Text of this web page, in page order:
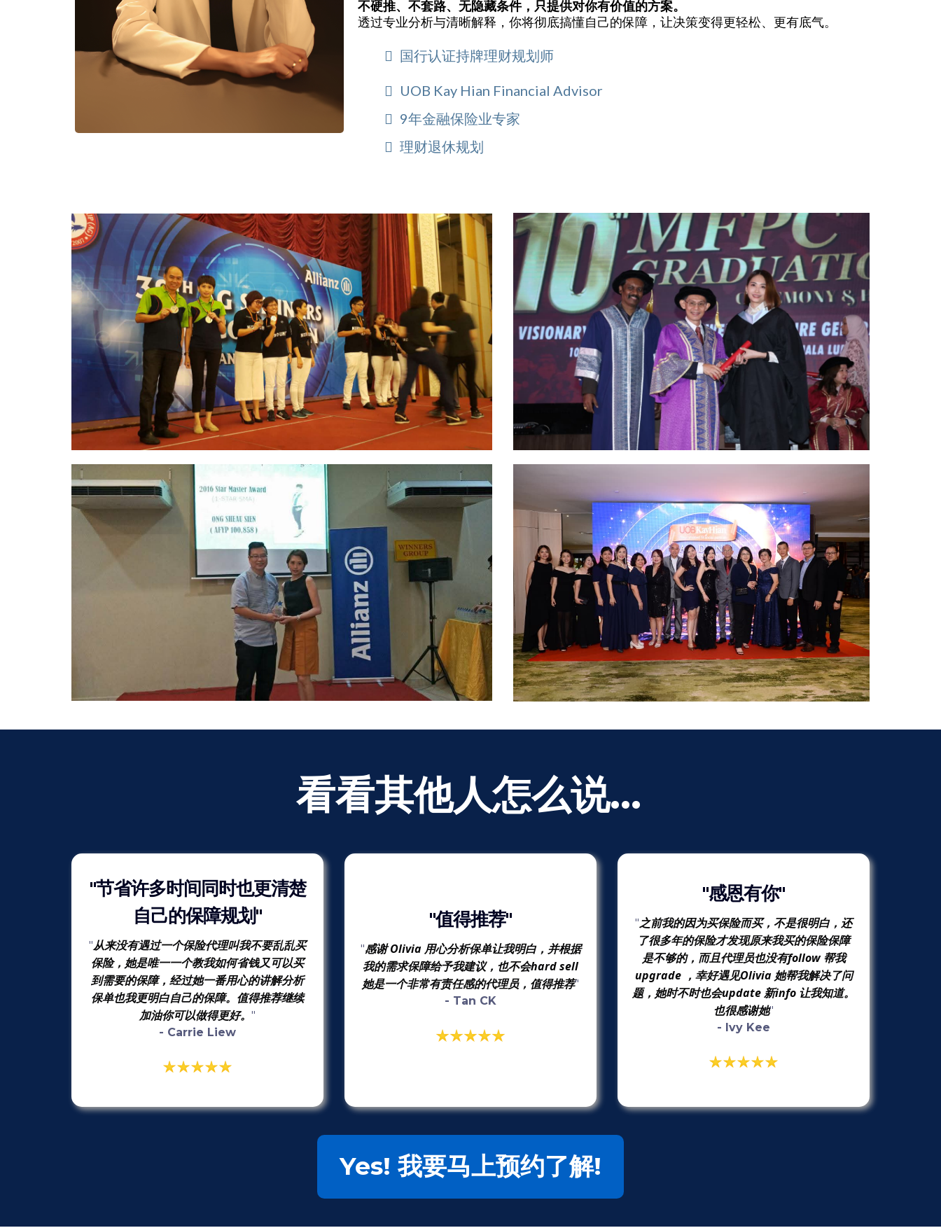
不硬推、不套路、无隐藏条件，只提供对你有价值的方案。
透过专业分析与清晰解释，你将彻底搞懂自己的保障，让决策变得更轻松、更有底气。
国行认证持牌理财规划师
UOB Kay Hian Financial Advisor
9年金融保险业专家
理财退休规划
看看其他人怎么说...
"节省许多时间同时也更清楚
自己的保障规划"
"从来没有遇过一个保险代理叫我不要乱乱买
保险，她是唯一一个教我如何省钱又可以买
到需要的保障，经过她一番用心的讲解分析
保单也我更明白自己的保障。值得推荐继续
加油你可以做得更好。 "
- Carrie Liew
"值得推荐"
"感谢 Olivia 用心分析保单让我明白，并根据
我的需求保障给予我建议，也不会hard sell
她是一个非常有责任感的代理员，值得推荐"
- Tan CK
"感恩有你"
"之前我的因为买保险而买，不是很明白，还
了很多年的保险才发现原来我买的保险保障
是不够的，而且代理员也没有follow 帮我
upgrade ，幸好遇见Olivia 她帮我解决了问
题，她时不时也会update 新info 让我知道。
也很感谢她"
- Ivy Kee
Yes! 我要马上预约了解!